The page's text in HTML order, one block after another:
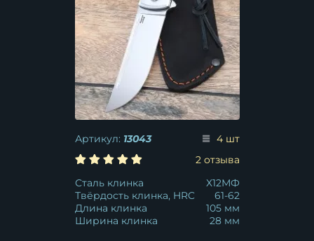
Артикул: 13043
4 шт
2 отзыва
Сталь клинка
Х12МФ
Твёрдость клинка, HRC
61-62
Длина клинка
105 мм
Ширина клинка
28 мм